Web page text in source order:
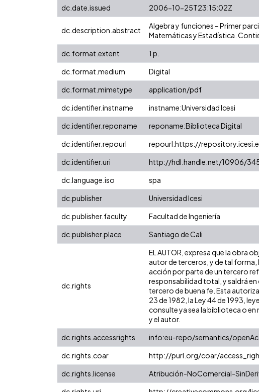
dc.date.issued
2006-10-25T23:15:02Z
dc.description.abstract
Algebra y funciones – Primer
Matemáticas y Estadística.
dc.format.extent 1 p.
dc.format.medium
Digital
dc.format.mimetype
application/pdf
dc.identifier.instname
instname:Universidad Icesi
dc.identifier.reponame
reponame:Biblioteca Digital
dc.identifier.repourl
repourl:https://
dc.identifier.uri
http://hdl.handle.net/10906/
dc.language.iso
spa
dc.publisher
Universidad Icesi
dc.publisher.faculty
Facultad de Ingeniería
dc.publisher.place
Santiago de Cali
dc.rights
EL AUTOR, expresa que la obra
autor de terceros, y de tal forma,
acción por parte de un tercero
responsabilidad total, y saldrá
tercero de buena fe. Esta
23 de 1982, la Ley 44 de 1993,
consulte ya sea la biblioteca o
y el autor.
dc.rights.accessrights info:eu-repo/semantics/
dc.rights.coar
http://purl.org/coar/
dc.rights.license
Atribución-NoComercial-